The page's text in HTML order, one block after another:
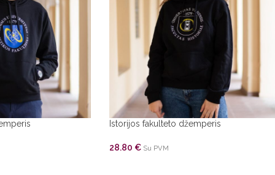
Istorijos fakulteto džemperis
28.80 € Su PVM